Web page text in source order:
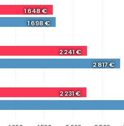
1 648 €
2 241 €
2 231 €
1 698 €
2 817 €